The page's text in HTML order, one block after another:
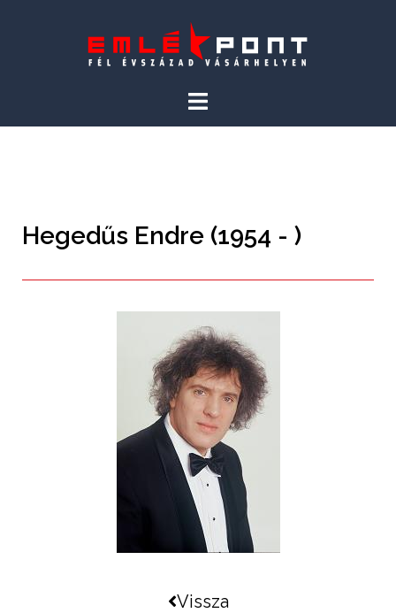
Hegedűs Endre (1954 - )
Vissza